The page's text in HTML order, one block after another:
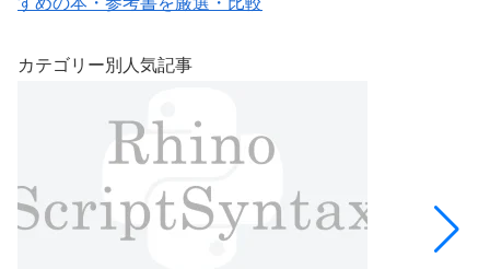
カテゴリー別人気記事